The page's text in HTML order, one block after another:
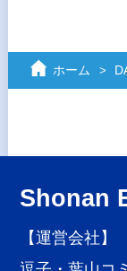
ホーム
Shonan
【運営会社】